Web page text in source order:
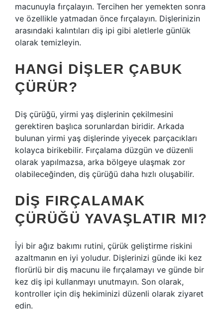
macunuyla fırçalayın. Tercihen her yemekten sonra
ve özellikle yatmadan önce fırçalayın. Dişlerinizin
arasındaki kalıntıları diş ipi gibi aletlerle günlük
olarak temizleyin.
HANGI DIŞLER ÇABUK
ÇÜRÜR?
Diş çürüğü, yirmi yaş dişlerinin çekilmesini
gerektiren başlıca sorunlardan biridir. Arkada
bulunan yirmi yaş dişlerinde yiyecek parçacıkları
kolayca birikebilir. Fırçalama düzgün ve düzenli
olarak yapılmazsa, arka bölgeye ulaşmak zor
olabileceğinden, diş çürüğü daha hızlı oluşabilir.
DIŞ FIRÇALAMAK
ÇÜRÜĞÜ YAVAŞLATIR MI?
İyi bir ağız bakımı rutini, çürük geliştirme riskini
azaltmanın en iyi yoludur. Dişlerinizi günde iki kez
florürlü bir diş macunu ile fırçalamayı ve günde bir
kez diş ipi kullanmayı unutmayın. Son olarak,
kontroller için diş hekiminizi düzenli olarak ziyaret
edin.